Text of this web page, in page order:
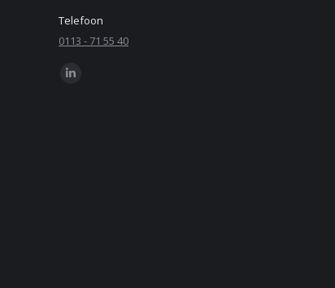
Telefoon
0113 - 71 55 40
Find us on:
Linkedin